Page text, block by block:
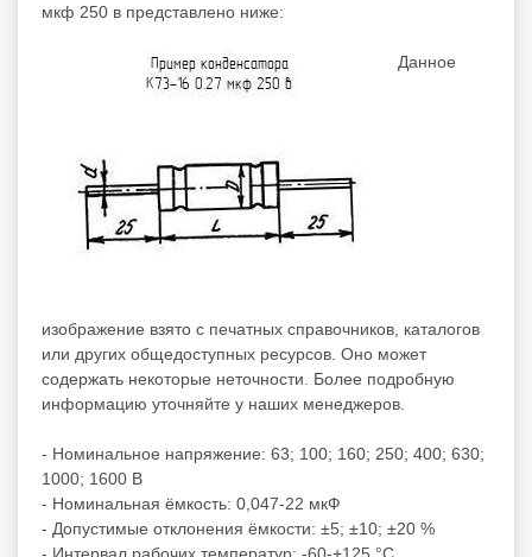
мкф 250 в представлено ниже:
Данное
изображение взято с печатных справочников, каталогов
или других общедоступных ресурсов. Оно может
содержать некоторые неточности. Более подробную
информацию уточняйте у наших менеджеров.
- Номинальное напряжение: 63; 100; 160; 250; 400; 630;
1000; 1600 В
- Номинальная ёмкость: 0,047-22 мкФ
- Допустимые отклонения ёмкости: ±5; ±10; ±20 %
- Интервал рабочих температур: -60-+125 °С